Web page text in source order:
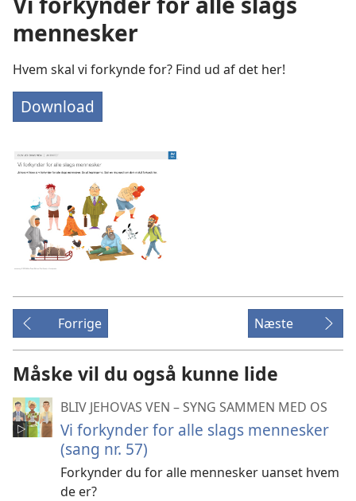
mennesker
Hvem skal vi forkynde for? Find ud af det her!
Download
Forrige Næste
Måske vil du også kunne lide
BLIV JEHOVAS VEN – SYNG SAMMEN MED OS
Vi forkynder for alle slags mennesker
(sang nr. 57)
Forkynder du for alle mennesker uanset hvem
de er?